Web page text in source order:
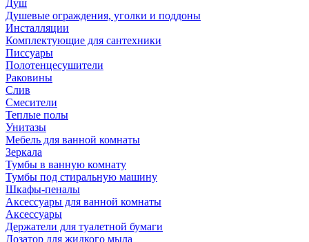
Душ
Душевые ограждения, уголки и поддоны
Инсталляции
Комплектующие для сантехники
Писсуары
Полотенцесушители
Раковины
Слив
Смесители
Теплые полы
Унитазы
Мебель для ванной комнаты
Зеркала
Тумбы в ванную комнату
Тумбы под стиральную машину
Шкафы-пеналы
Аксессуары для ванной комнаты
Аксессуары
Держатели для туалетной бумаги
Дозатор для жидкого мыла